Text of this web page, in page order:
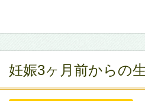
妊娠3ヶ月前からの